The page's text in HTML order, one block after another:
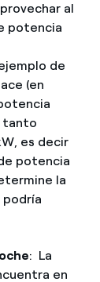
al
potencia
de
(en
tanto
es decir
potencia
la
podría
: La
en